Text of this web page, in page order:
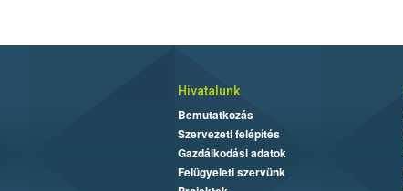
Hivatalunk
Bemutatkozás
Szervezeti felépítés
Gazdálkodási adatok
Felügyeleti szervünk